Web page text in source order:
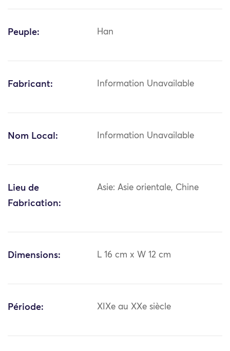
Peuple: Han
Fabricant: Information Unavailable
Nom Local: Information Unavailable
Lieu de
Fabrication:
Asie: Asie orientale, Chine
Dimensions: L 16 cm x W 12 cm
Période: XIXe au XXe siècle